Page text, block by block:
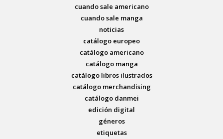
cuando sale americano
cuando sale manga
noticias
catálogo europeo
catálogo americano
catálogo manga
catálogo libros ilustrados
catálogo merchandising
catálogo danmei
edición digital
géneros
etiquetas